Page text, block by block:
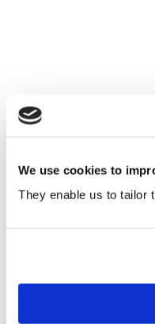
We use cookies to
They enable us to tailor